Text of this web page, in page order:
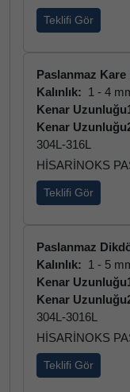
Teklifi Gör
Paslanmaz Kare
Kalınlık: 1 - 4
Kenar
Kenar
304L-316L
HİSARİNOKS
Teklifi Gör
Paslanmaz
Kalınlık: 1 - 5
Kenar
Kenar
304L-3016L
HİSARİNOKS
Teklifi Gör